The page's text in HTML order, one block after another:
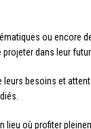
ou encore
dans leur futur
besoins et
où profiter